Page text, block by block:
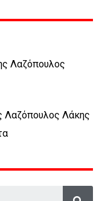
Λαζόπουλος
Λαζόπουλος Λάκης